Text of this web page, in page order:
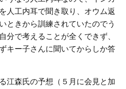
人工内耳で聞き取り、オウム返
ときから訓練されていたのでう
分で考えることが全くできず、
キー子さんに聞いてからしか答
江森氏の予想（５月に会見と加